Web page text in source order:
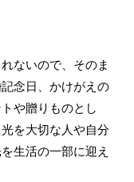
ないので、そのま
念日、かけがえの
や贈りものとし
を大切な人や自分
生活の一部に迎え